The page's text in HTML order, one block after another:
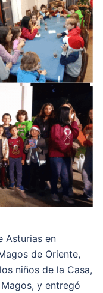
Asturias en
de Oriente,
niños de la Casa,
y entregó